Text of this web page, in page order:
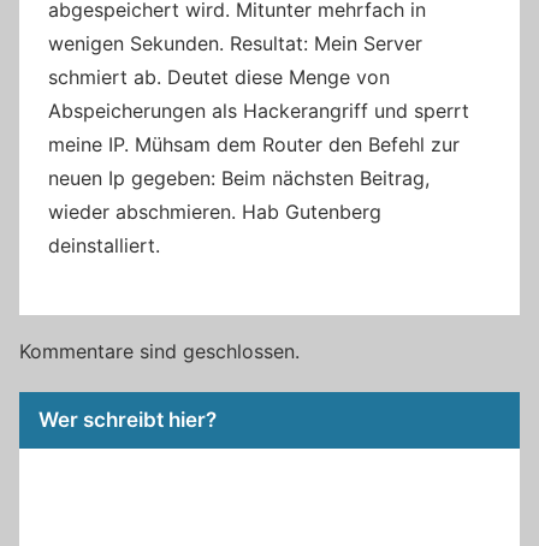
abgespeichert wird. Mitunter mehrfach in
wenigen Sekunden. Resultat: Mein Server
schmiert ab. Deutet diese Menge von
Abspeicherungen als Hackerangriff und sperrt
meine IP. Mühsam dem Router den Befehl zur
neuen Ip gegeben: Beim nächsten Beitrag,
wieder abschmieren. Hab Gutenberg
deinstalliert.
Kommentare sind geschlossen.
Wer schreibt hier?